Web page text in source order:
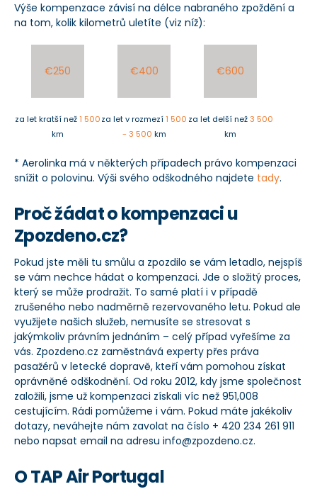
Výše kompenzace závisí na délce nabraného zpoždění a
na tom, kolik kilometrů uletíte (viz níž):
€250
za let kratší než1 500
km
€400
za let v rozmezí1 500
- 3 500 km
€600
za let delší než3 500
km
* Aerolinka má v některých případech právo kompenzaci
snížit o polovinu. Výši svého odškodného najdete tady.
Proč žádat o kompenzaci u
Zpozdeno.cz?
Pokud jste měli tu smůlu a zpozdilo se vám letadlo, nejspíš
se vám nechce hádat o kompenzaci. Jde o složitý proces,
který se může prodražit. To samé platí i v případě
zrušeného nebo nadměrně rezervovaného letu. Pokud ale
využijete našich služeb, nemusíte se stresovat s
jakýmkoliv právním jednáním – celý případ vyřešíme za
vás. Zpozdeno.cz zaměstnává experty přes práva
pasažérů v letecké dopravě, kteří vám pomohou získat
oprávněné odškodnění. Od roku 2012, kdy jsme společnost
založili, jsme už kompenzaci získali víc než 951,008
cestujícím. Rádi pomůžeme i vám. Pokud máte jakékoliv
dotazy, neváhejte nám zavolat na číslo + 420 234 261 911
nebo napsat email na adresu info@zpozdeno.cz.
O TAP Air Portugal